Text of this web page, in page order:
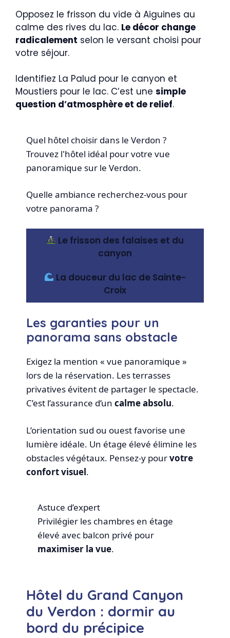
Opposez le frisson du vide à Aiguines au
calme des rives du lac. Le décor change
radicalement selon le versant choisi pour
votre séjour.
Identifiez La Palud pour le canyon et
Moustiers pour le lac. C’est une simple
question d’atmosphère et de relief.
Quel hôtel choisir dans le Verdon ?
Trouvez l'hôtel idéal pour votre vue
panoramique sur le Verdon.
Quelle ambiance recherchez-vous pour
votre panorama ?
Le frisson des falaises et du
canyon
La douceur du lac de Sainte-
Croix
Les garanties pour un
panorama sans obstacle
Exigez la mention « vue panoramique »
lors de la réservation. Les terrasses
privatives évitent de partager le spectacle.
C’est l’assurance d’uncalme absolu.
L’orientation sud ou ouest favorise une
lumière idéale. Un étage élevé élimine les
obstacles végétaux. Pensez-y pourvotre
confort visuel.
Astuce d’expert
Privilégier les chambres en étage
élevé avec balcon privé pour
maximiser la vue.
Hôtel du Grand Canyon
du Verdon : dormir au
bord du précipice